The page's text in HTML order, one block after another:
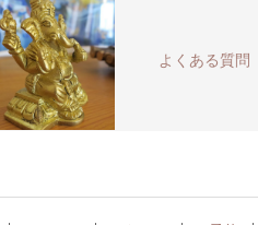
よくある質問